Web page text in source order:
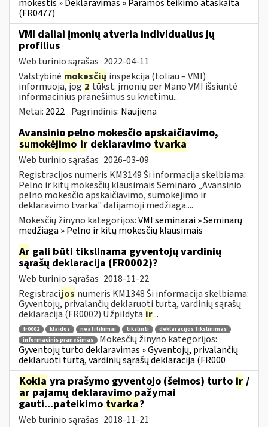
mokestis » Deklaravimas » Paramos teikimo ataskaita
(FR0477)
VMI daliai įmonių atveria individualius jų
profilius
Web turinio sąrašas 2022-04-11
Valstybinė mokesčių inspekcija (toliau – VMI)
informuoja, jog2tūkst. įmonių per Mano VMI išsiuntė
informacinius pranešimus su kvietimu...
Metai: 2022 Pagrindinis: Naujiena
Avansinio pelno mokesčio apskaičiavimo,
sumokėjimo ir deklaravimo tvarka
Web turinio sąrašas 2026-03-09
Registracijos numeris KM3149 Ši informacija skelbiama:
Pelno ir kitų mokesčių klausimais Seminaro „Avansinio
pelno mokesčio apskaičiavimo, sumokėjimo ir
deklaravimo tvarka" dalijamoji medžiaga....
Mokesčių žinyno kategorijos:VMI seminarai » Seminarų
medžiaga » Pelno ir kitų mokesčių klausimais
Ar gali būti tikslinama gyventojų vardinių
sąrašų deklaracija (FR0002)?
Web turinio sąrašas 2018-11-22
Registracijos numeris KM1348 Ši informacija skelbiama:
Gyventojų, privalančių deklaruoti turtą, vardinių sąrašų
deklaracija (FR0002) Užpildyta ir...
fr0002 klaidos neatitikimai tikslinti
deklaracijos tikslinimas
informacinis pranešimas
Mokesčių žinyno kategorijos:
Gyventojų turto deklaravimas » Gyventojų, privalančių
deklaruoti turtą, vardinių sąrašų deklaracija (FR000
Kokia yra prašymo gyventojo (šeimos) turto ir /
arpajamų deklaravimo pažymai
gauti...pateikimo tvarka?
Web turinio sąrašas 2018-11-21